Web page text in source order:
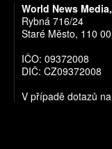
World News
Rybná 716/24
Staré Město, 110
IČO: 09372008
DIČ: CZ09372008
V případě dotazů